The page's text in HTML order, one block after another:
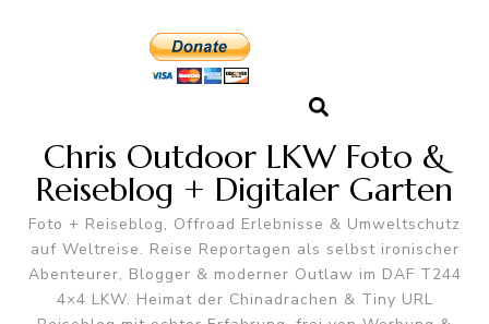
Chris Outdoor LKW Foto &
Reiseblog + Digitaler Garten
Foto + Reiseblog, Offroad Erlebnisse & Umweltschutz
auf Weltreise. Reise Reportagen als selbst ironischer
Abenteurer, Blogger & moderner Outlaw im DAF T244
4×4 LKW. Heimat der Chinadrachen & Tiny URL